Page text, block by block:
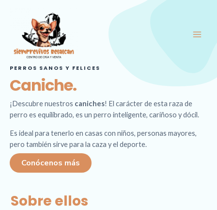
PERROS SANOS Y FELICES
Caniche.
¡Descubre nuestros caniches! El carácter de esta raza de
perro es equilibrado, es un perro inteligente, cariñoso y dócil.
Es ideal para tenerlo en casas con niños, personas mayores,
pero también sirve para la caza y el deporte.
Conócenos más
Sobre ellos